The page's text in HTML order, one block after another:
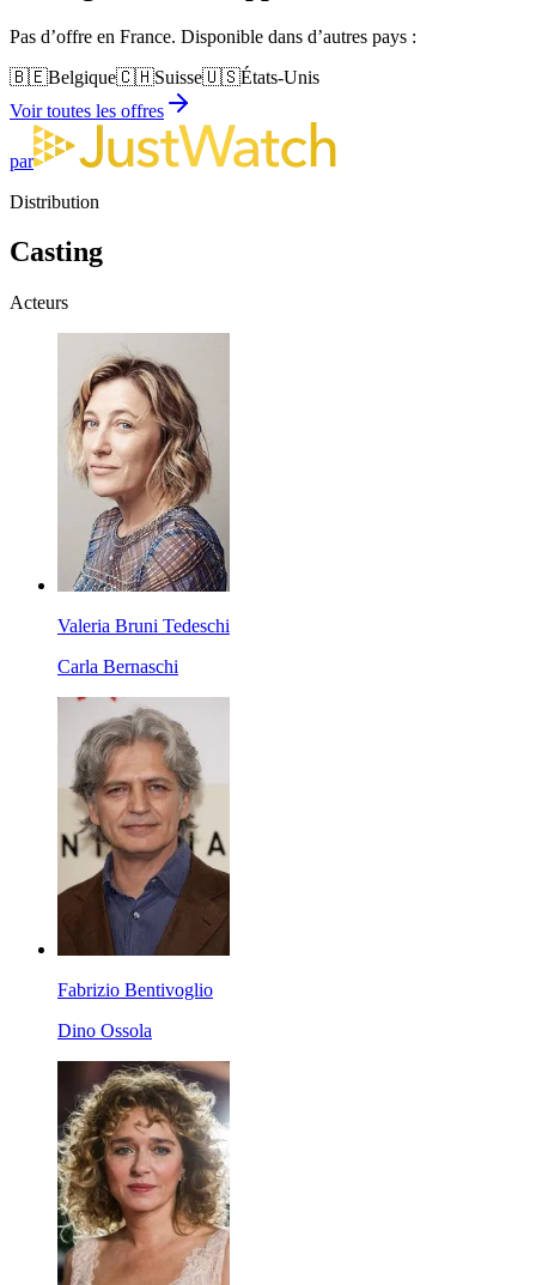
Pas d’offre en France. Disponible dans d’autres pays :
🇧🇪Belgique🇨🇭Suisse🇺🇸États-Unis
Voir toutes les offres
par
Distribution
Casting
Acteurs
Valeria Bruni Tedeschi
Carla Bernaschi
Fabrizio Bentivoglio
Dino Ossola